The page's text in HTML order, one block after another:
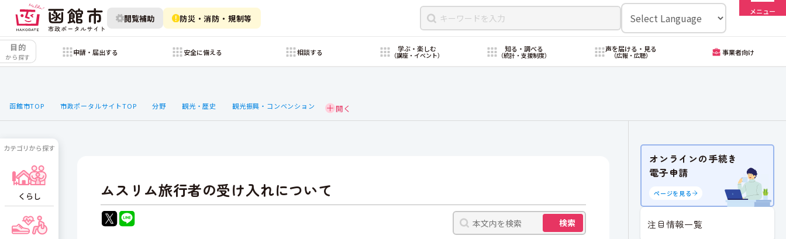
閲覧補助 防災・消防・規制等
メニュー
目的
から探す
申請・届出する 安全に備える 相談する 学ぶ・楽しむ
（講座・イベント）
知る・調べる
（統計・支援制度）
声を届ける・見る
（広報・広聴） 事業者向け
函館市TOP 市政ポータルサイトTOP 分野 観光・歴史 観光振興・コンベンション
ムスリム旅行者の受け入れについて
検索
カテゴリから探す
くらし
オンラインの手続き
電子申請
ページを見る
注目情報一覧